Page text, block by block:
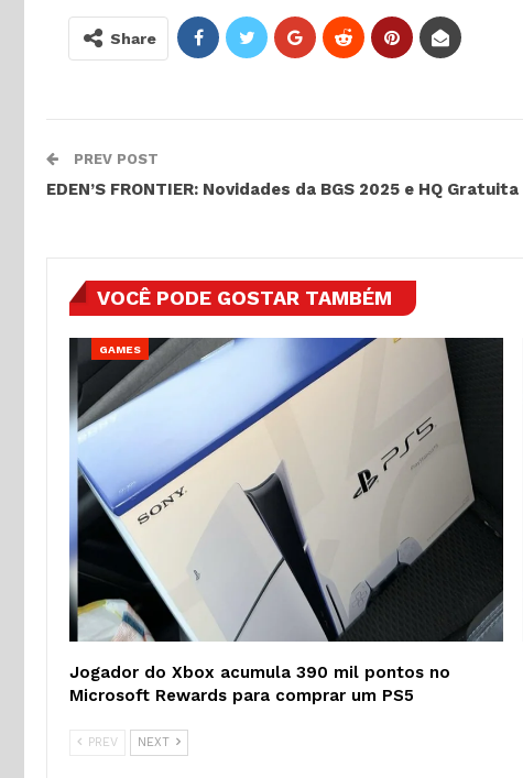
Share
PREV POST
EDEN’S FRONTIER: Novidades da BGS 2025 e HQ Gratuita
VOCÊ PODE GOSTAR TAMBÉM
GAMES
Jogador do Xbox acumula 390 mil pontos no
Microsoft Rewards para comprar um PS5
PREV NEXT